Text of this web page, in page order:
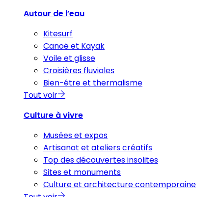
Autour de l’eau
Kitesurf
Canoë et Kayak
Voile et glisse
Croisières fluviales
Bien-être et thermalisme
Tout voir
Culture à vivre
Musées et expos
Artisanat et ateliers créatifs
Top des découvertes insolites
Sites et monuments
Culture et architecture contemporaine